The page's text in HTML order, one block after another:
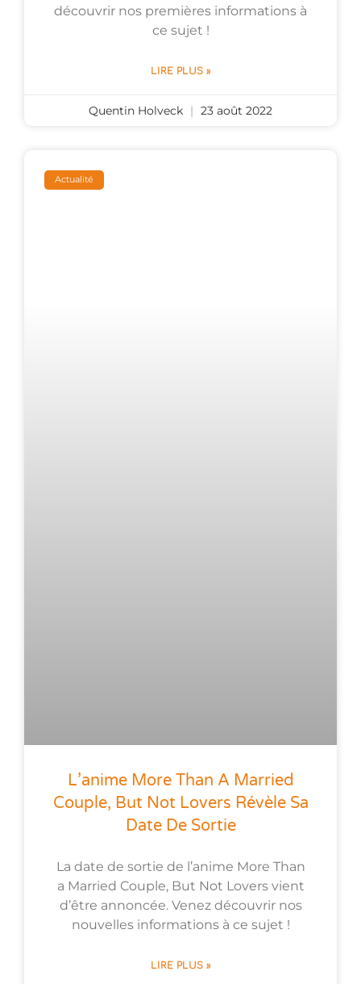
découvrir nos premières informations à
ce sujet !
LIRE PLUS »
Quentin Holveck 23 août 2022
Actualité
L’anime More Than A Married
Couple, But Not Lovers Révèle Sa
Date De Sortie
La date de sortie de l’anime More Than
a Married Couple, But Not Lovers vient
d’être annoncée. Venez découvrir nos
nouvelles informations à ce sujet !
LIRE PLUS »